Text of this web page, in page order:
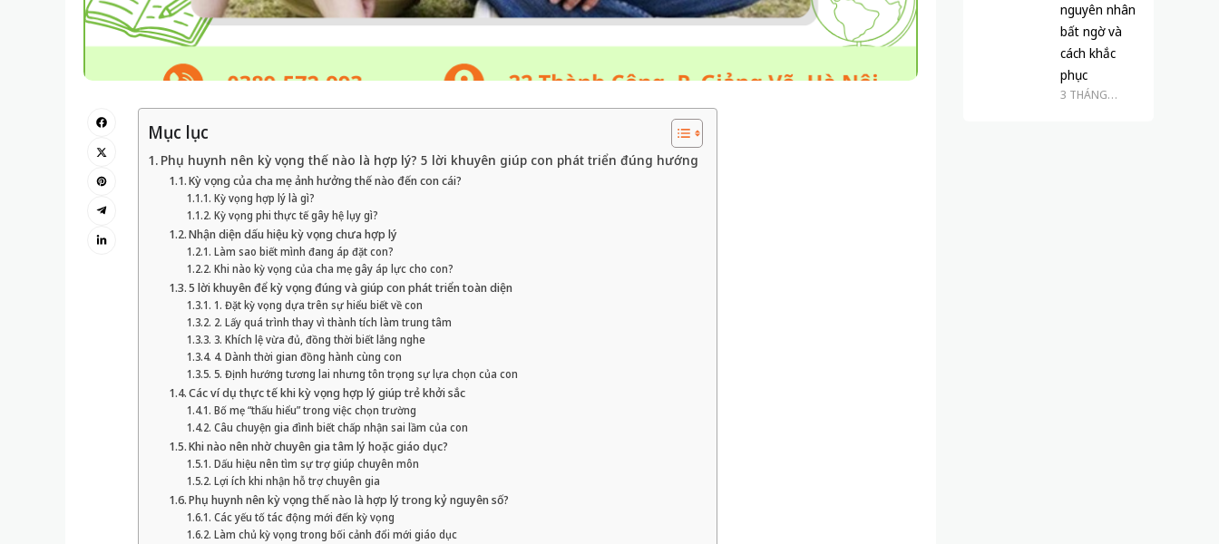
Mục lục
Phụ huynh nên kỳ vọng thế nào là hợp lý? 5 lời khuyên giúp con phát triển đúng hướng
Kỳ vọng của cha mẹ ảnh hưởng thế nào đến con cái?
Kỳ vọng hợp lý là gì?
Kỳ vọng phi thực tế gây hệ lụy gì?
Nhận diện dấu hiệu kỳ vọng chưa hợp lý
Làm sao biết mình đang áp đặt con?
Khi nào kỳ vọng của cha mẹ gây áp lực cho con?
5 lời khuyên để kỳ vọng đúng và giúp con phát triển toàn diện
1. Đặt kỳ vọng dựa trên sự hiểu biết về con
2. Lấy quá trình thay vì thành tích làm trung tâm
3. Khích lệ vừa đủ, đồng thời biết lắng nghe
4. Dành thời gian đồng hành cùng con
5. Định hướng tương lai nhưng tôn trọng sự lựa chọn của con
Các ví dụ thực tế khi kỳ vọng hợp lý giúp trẻ khởi sắc
Bố mẹ “thấu hiểu” trong việc chọn trường
Câu chuyện gia đình biết chấp nhận sai lầm của con
Khi nào nên nhờ chuyên gia tâm lý hoặc giáo dục?
Dấu hiệu nên tìm sự trợ giúp chuyên môn
Lợi ích khi nhận hỗ trợ chuyên gia
Phụ huynh nên kỳ vọng thế nào là hợp lý trong kỷ nguyên số?
Các yếu tố tác động mới đến kỳ vọng
Làm chủ kỳ vọng trong bối cảnh đổi mới giáo dục
nguyên nhân
bất ngờ và
cách khắc
phục
3 THÁNG